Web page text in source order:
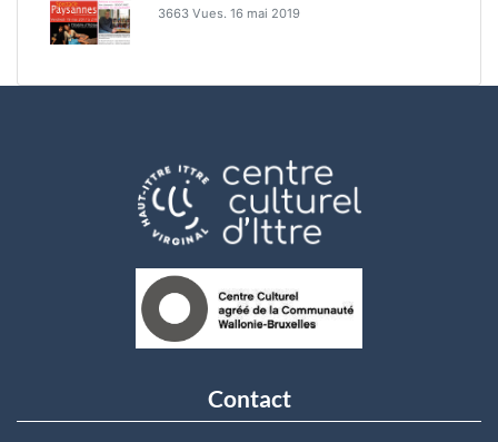
3663 Vues. 16 mai 2019
Contact